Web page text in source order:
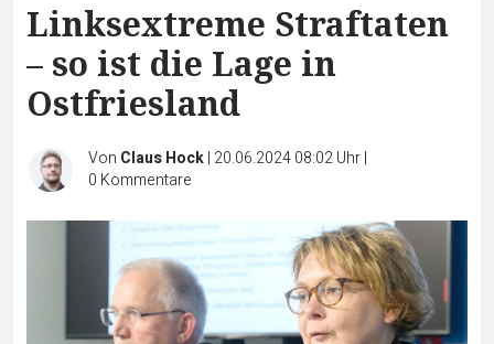
Linksextreme Straftaten
– so ist die Lage in
Ostfriesland
Von Claus Hock| 20.06.2024 08:02 Uhr|
0 Kommentare